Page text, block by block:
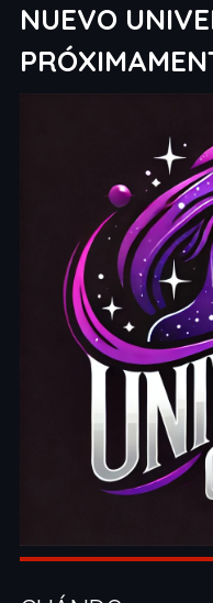
NUEVO